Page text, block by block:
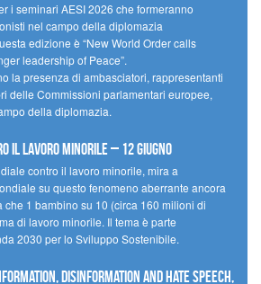
i seminari AESI 2026 che formeranno
nel campo della diplomazia
edizione è “New World Order calls
leadership of Peace”.
la presenza di ambasciatori, rappresentanti
delle Commissioni parlamentari europee,
della diplomazia.
il lavoro minorile – 12 giugno
contro il lavoro minorile, mira a
su questo fenomeno aberrante ancora
che 1 bambino su 10 (circa 160 milioni di
di lavoro minorile. Il tema è parte
2030 per lo Sviluppo Sostenibile.
Disinformation and Hate Speech,